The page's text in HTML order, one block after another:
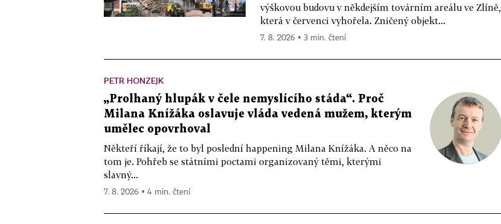
výškovou budovu v někdejším továrním areálu ve Zlíně,
která v červenci vyhořela. Zničený objekt...
7. 8. 2026 ▪ 3 min. čtení
PETR HONZEJK
„Prolhaný hlupák v čele nemyslícího stáda“. Proč
Milana Knížáka oslavuje vláda vedená mužem, kterým
umělec opovrhoval
Někteří říkají, že to byl poslední happening Milana Knížáka. A něco na
tom je. Pohřeb se státními poctami organizovaný těmi, kterými
slavný...
7. 8. 2026 ▪ 4 min. čtení